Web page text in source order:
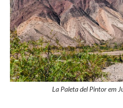
La Paleta del Pintor em